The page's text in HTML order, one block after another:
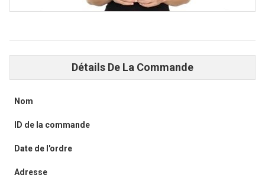
Détails De La Commande
Nom
ID de la commande
Date de l'ordre
Adresse